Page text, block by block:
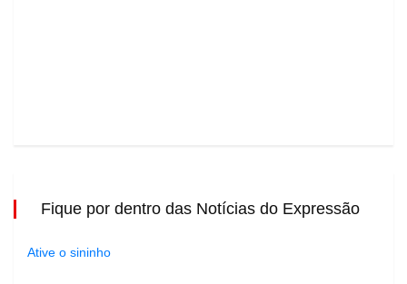
Fique por dentro das Notícias do Expressão
Ative o sininho